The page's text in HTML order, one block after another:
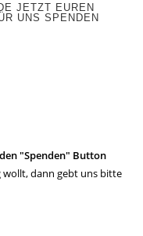
JETZT EUREN
UNS SPENDEN
"Spenden" Button
dann gebt uns bitte